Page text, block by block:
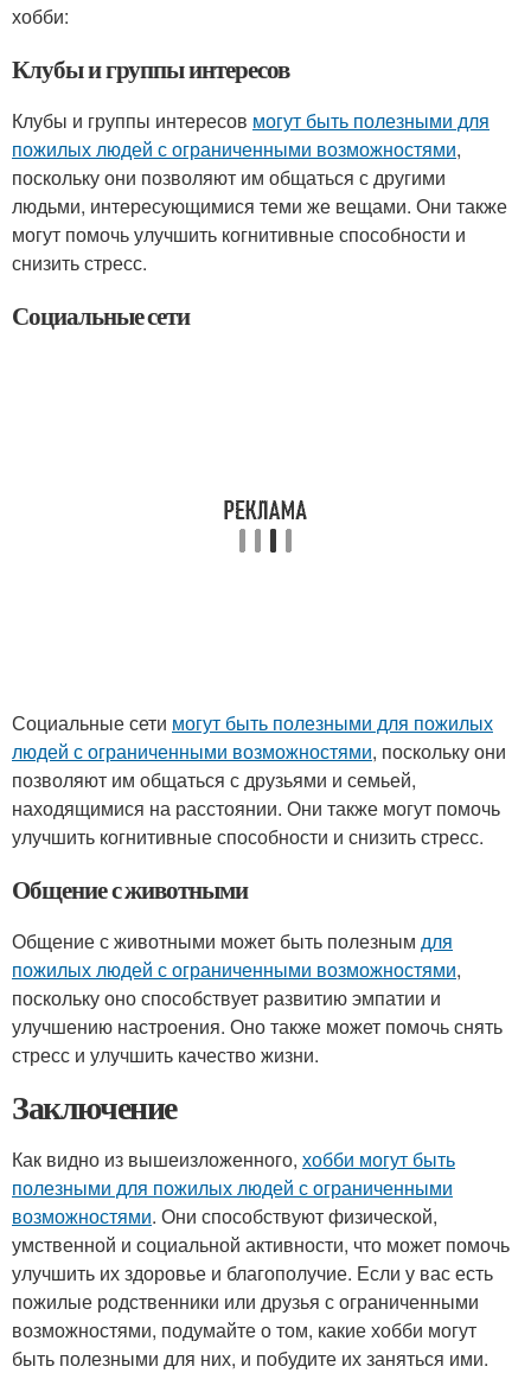
хобби:
Клубы и группы интересов
Клубы и группы интересов могут быть полезными для
пожилых людей с ограниченными возможностями,
поскольку они позволяют им общаться с другими
людьми, интересующимися теми же вещами. Они также
могут помочь улучшить когнитивные способности и
снизить стресс.
Социальные сети
Социальные сети могут быть полезными для пожилых
людей с ограниченными возможностями, поскольку они
позволяют им общаться с друзьями и семьей,
находящимися на расстоянии. Они также могут помочь
улучшить когнитивные способности и снизить стресс.
Общение с животными
Общение с животными может быть полезным для
пожилых людей с ограниченными возможностями,
поскольку оно способствует развитию эмпатии и
улучшению настроения. Оно также может помочь снять
стресс и улучшить качество жизни.
Заключение
Как видно из вышеизложенного, хобби могут быть
полезными для пожилых людей с ограниченными
возможностями. Они способствуют физической,
умственной и социальной активности, что может помочь
улучшить их здоровье и благополучие. Если у вас есть
пожилые родственники или друзья с ограниченными
возможностями, подумайте о том, какие хобби могут
быть полезными для них, и побудите их заняться ими.